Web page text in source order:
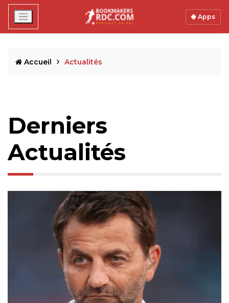
Apps
Accueil Actualités
Derniers
Actualités